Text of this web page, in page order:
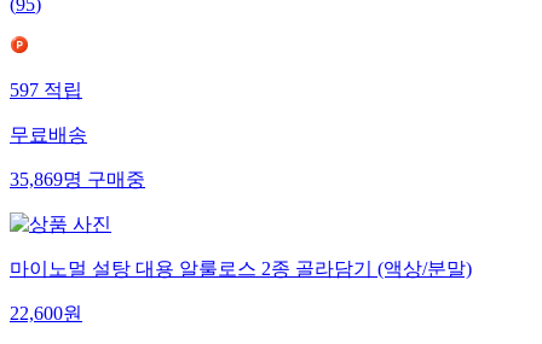
(95)
597적립
무료배송
35,869명구매중
마이노멀 설탕 대용 알룰로스 2종 골라담기 (액상/분말)
22,600원